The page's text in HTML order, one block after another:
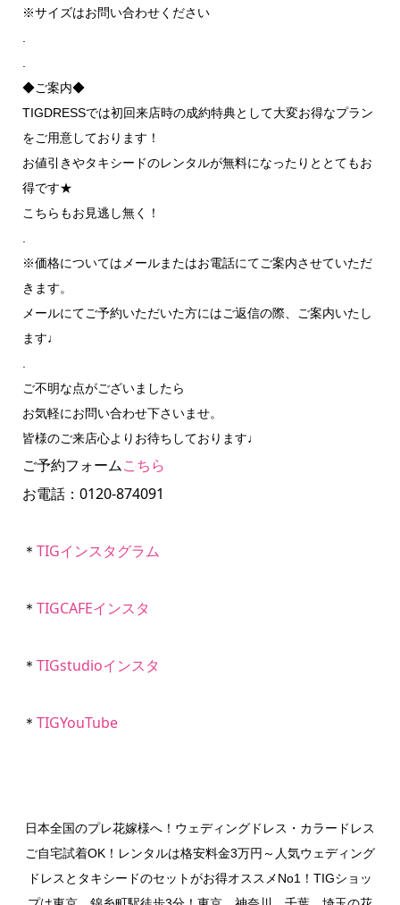
※サイズはお問い合わせください
.
.
◆ご案内◆
TIGDRESSでは初回来店時の成約特典として大変お得なプラン
をご用意しております！
お値引きやタキシードのレンタルが無料になったりととてもお
得です★
こちらもお見逃し無く！
.
※価格についてはメールまたはお電話にてご案内させていただ
きます。
メールにてご予約いただいた方にはご返信の際、 ご案内いたし
ます♩
.
ご不明な点がございましたら
お気軽にお問い合わせ下さいませ。
皆様のご来店心よりお待ちしております♩​
ご予約フォームこちら
お電話：0120-874091
＊ TIGインスタグラム
＊ TIGCAFEインスタ
＊ TIGstudioインスタ
＊ TIGYouTube
日本全国のプレ花嫁様へ！ウェディングドレス・カラードレス
ご自宅試着OK！レンタルは格安料金3万円～人気ウェディング
ドレスとタキシードのセットがお得オススメNo1！TIGショッ